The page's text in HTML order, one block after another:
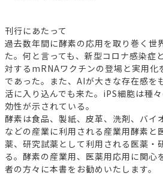
刊行にあたって
過去数年間に酵素の応用を取り巻く世
た。何と言っても、新型コロナ感染症
対するmRNAワクチンの登場と実用化
であった。また、AIが大きな存在感を
活に入り込んでも来た。iPS細胞は種
効性が示されている。
酵素は食品、製紙、皮革、洗剤、バイ
などの産業に利用される産業用酵素と
薬、研究試薬として利用される医薬・
る。酵素の産業用、医薬用応用に関心
者の方々に本書をお勧めいたします。